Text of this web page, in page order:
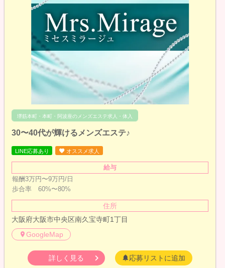
堺筋本町・本町・阿波座のメンズエステ求人・体入
30〜40代が輝けるメンズエステ♪
LINE応募あり オススメ求人
給与
報酬3万円〜9万円/日
歩合率 60%〜80%
住所
大阪府大阪市中央区南久宝寺町1丁目
GoogleMap
詳しく見る 応募リストに追加